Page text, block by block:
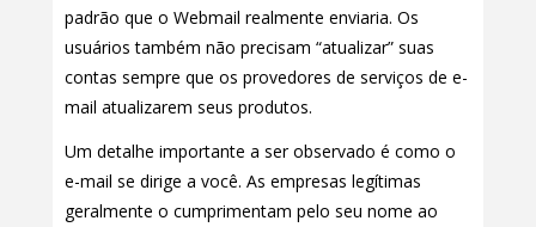
padrão que o Webmail realmente enviaria. Os
usuários também não precisam “atualizar” suas
contas sempre que os provedores de serviços de e-
mail atualizarem seus produtos.
Um detalhe importante a ser observado é como o
e-mail se dirige a você. As empresas legítimas
geralmente o cumprimentam pelo seu nome ao